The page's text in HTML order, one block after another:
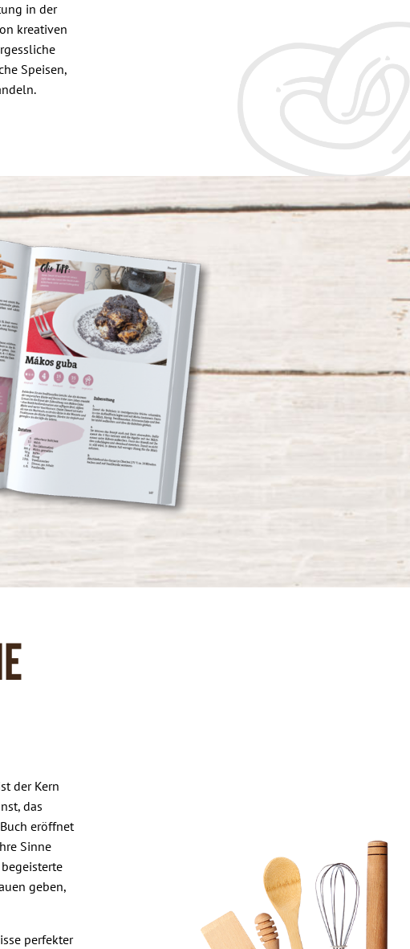
in der
kreativen
Speisen,
der Kern
das
eröffnet
Sinne
geben,
perfekter